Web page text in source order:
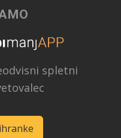
spletni